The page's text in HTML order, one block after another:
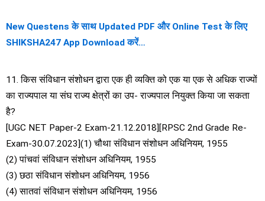
New Questens के साथ Updated PDF और Online Test के लिए
SHIKSHA247 App Download करें…
11. किस संविधान संशोधन द्वारा एक ही व्यक्ति को एक या एक से अधिक राज्यों
का राज्यपाल या संघ राज्य क्षेत्रों का उप- राज्यपाल नियुक्त किया जा सकता
है?
[UGC NET Paper-2 Exam-21.12.2018][RPSC 2nd Grade Re-
Exam-30.07.2023](1) चौथा संविधान संशोधन अधिनियम, 1955
(2) पांचवां संविधान संशोधन अधिनियम, 1955
(3) छठा संविधान संशोधन अधिनियम, 1956
(4) सातवां संविधान संशोधन अधिनियम, 1956